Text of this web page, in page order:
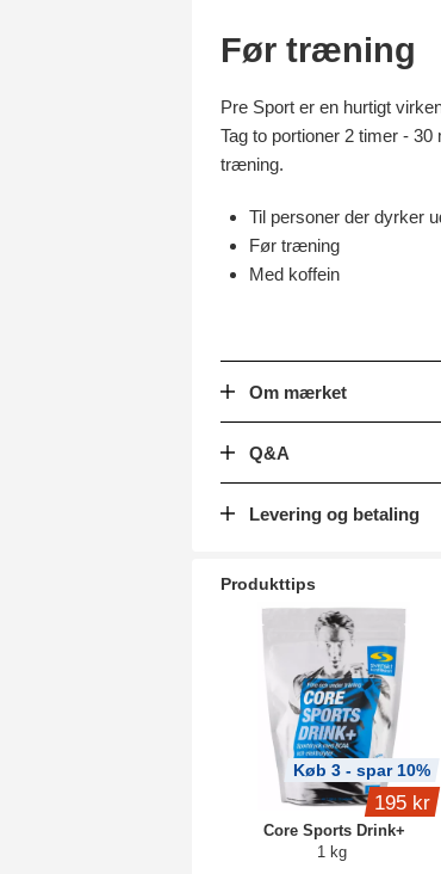
Før træning
Pre Sport er en hurtigt
Tag to portioner 2 timer -
træning.
Til personer der dyrker
Før træning
Med koffein
Om mærket
Q&A
Levering og betaling
Produkttips
Core Sports Drink+
1 kg
Køb 3 - spar 10%
195 kr